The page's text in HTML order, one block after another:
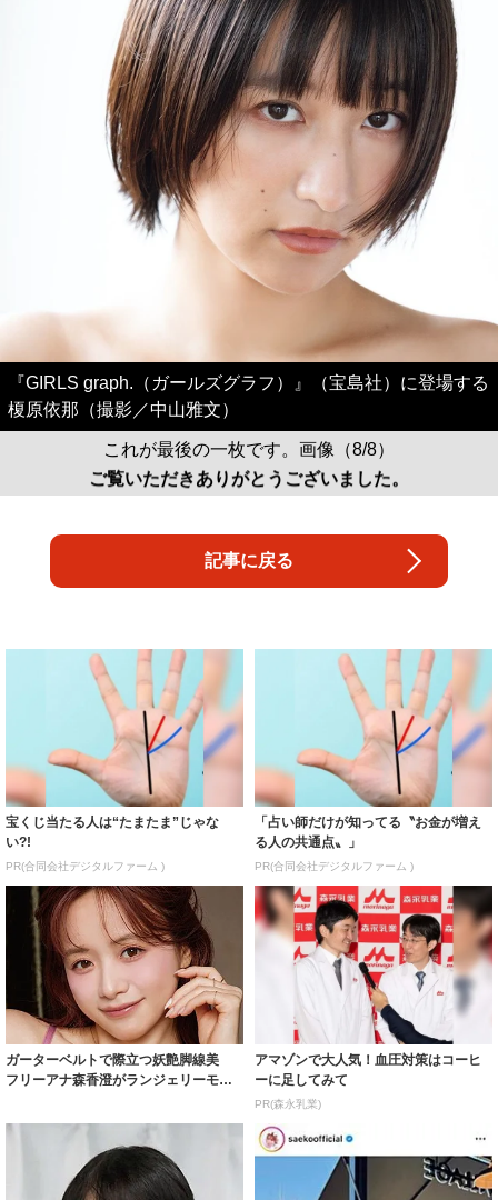
『GIRLS graph.（ガールズグラフ）』（宝島社）に登場する
榎原依那（撮影／中山雅文）
これが最後の一枚です。画像（8/8）
ご覧いただきありがとうございました。
記事に戻る
宝くじ当たる人は“たまたま”じゃな
い?!
PR(合同会社デジタルファーム )
「占い師だけが知ってる〝お金が増え
る人の共通点〟」
PR(合同会社デジタルファーム )
ガーターベルトで際立つ妖艶脚線美
フリーアナ森香澄がランジェリーモデ
アマゾンで大人気！血圧対策はコーヒ
ーに足してみて
PR(森永乳業)